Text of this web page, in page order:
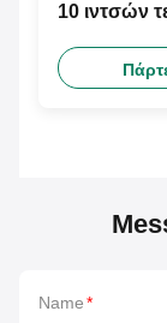
10 ιντσών
γεγονότα
Name*